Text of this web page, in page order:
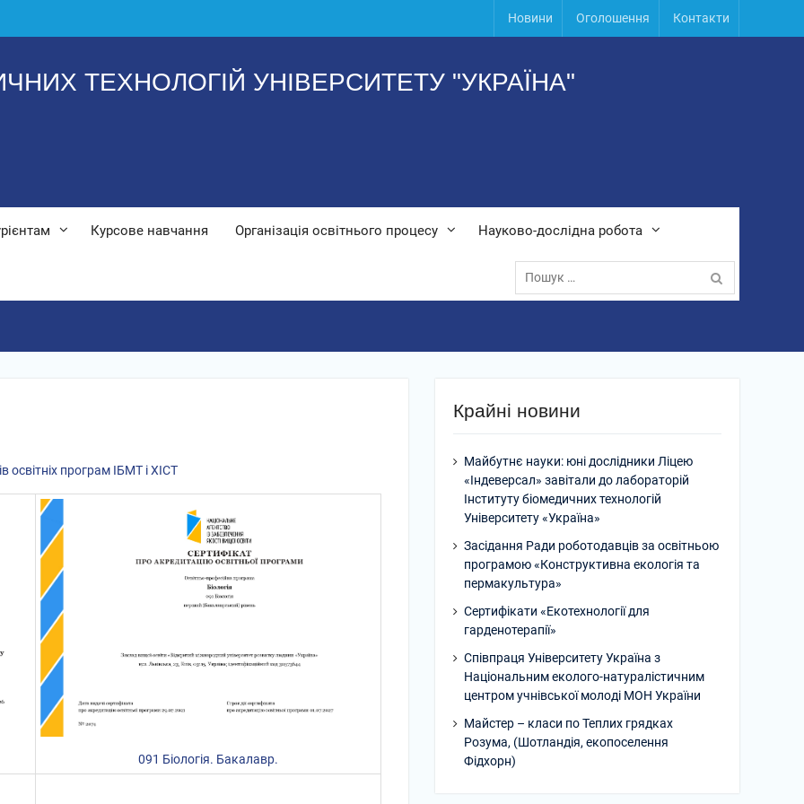
Новини Оголошення Контакти
ТЕХНОЛОГІЙ УНІВЕРСИТЕТУ "УКРАЇНА"
Курсове навчання Організація освітнього процесу Науково-дослідна робота
Пошук:
програм ІБМТ і ХІСТ
091 Біологія. Бакалавр.
Крайні новини
Майбутнє науки: юні дослідники Ліцею
«Індеверсал» завітали до лабораторій
Інституту біомедичних технологій
Університету «Україна»
Засідання Ради роботодавців за освітньою
програмою «Конструктивна екологія та
пермакультура»
Сертифікати «Екотехнології для
гарденотерапії»
Співпраця Університету Україна з
Національним еколого-натуралістичним
центром учнівської молоді МОН України
Майстер – класи по Теплих грядках
Розума, (Шотландія, екопоселення
Фідхорн)